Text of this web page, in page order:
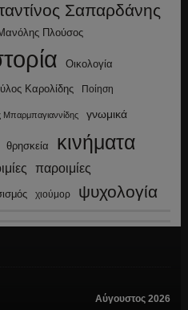
Σαπαρδάνης
Πλούσος
Οικολογία
Καρολίδης Ποίηση
Μπαρμπαγιαννίδης γνωμικά
θρησκεία κινήματα
παροιμίες
χιούμορ ψυχολογία
Αύγουστος 2026